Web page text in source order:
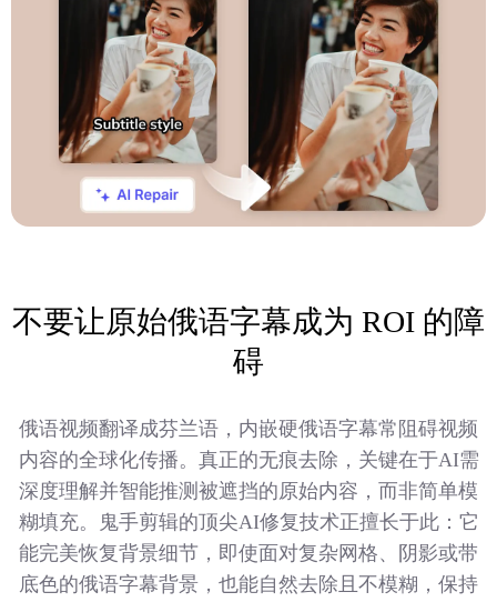
不要让原始俄语字幕成为 ROI 的障
碍
俄语视频翻译成芬兰语，内嵌硬俄语字幕常阻碍视频
内容的全球化传播。真正的无痕去除，关键在于AI需
深度理解并智能推测被遮挡的原始内容，而非简单模
糊填充。鬼手剪辑的顶尖AI修复技术正擅长于此：它
能完美恢复背景细节，即使面对复杂网格、阴影或带
底色的俄语字幕背景，也能自然去除且不模糊，保持